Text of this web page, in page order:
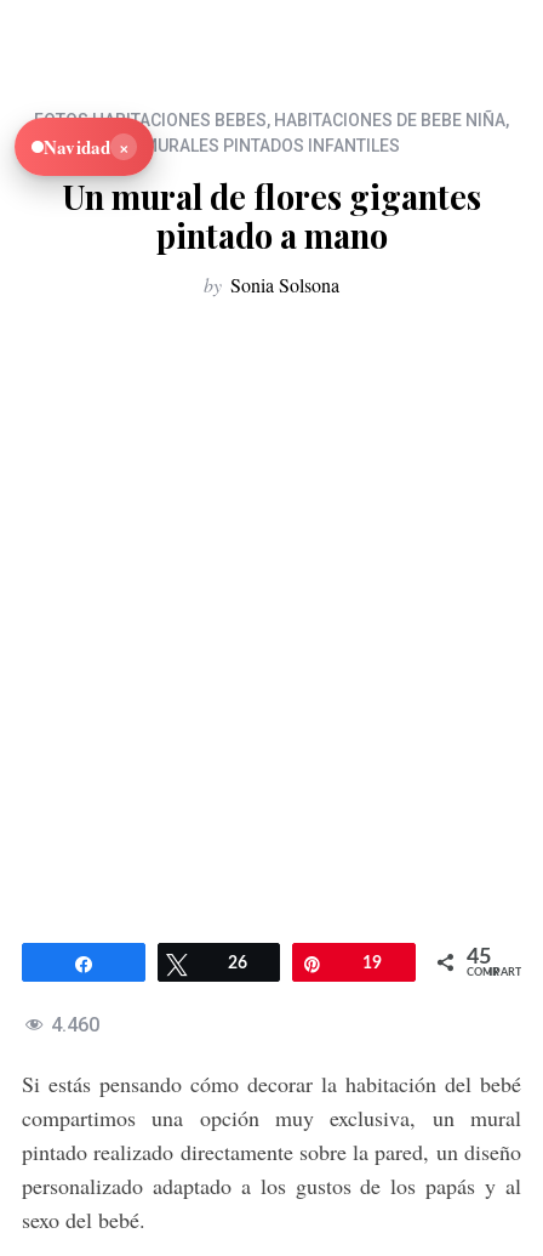
FOTOS HABITACIONES BEBES, HABITACIONES DE BEBE NIÑA,
MURALES PINTADOS INFANTILES
Un mural de flores gigantes
pintado a mano
by Sonia Solsona
Compartir Twittear
26 19 45
COMPARTIR
4.460
Si estás pensando cómo decorar la habitación del bebé
compartimos una opción muy exclusiva, un mural
pintado realizado directamente sobre la pared, un diseño
personalizado adaptado a los gustos de los papás y al
sexo del bebé.
Navidad ×